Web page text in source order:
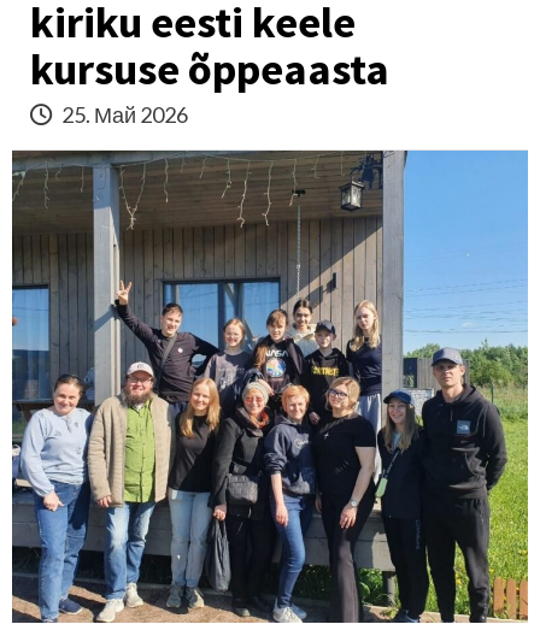
kiriku eesti keele
kursuse õppeaasta
25. Май 2026